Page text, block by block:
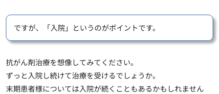
ですが、「入院」というのがポイントです。
抗がん剤治療を想像してみてください。
ずっと入院し続けて治療を受けるでしょうか。
末期患者様については入院が続くこともあるかもしれません